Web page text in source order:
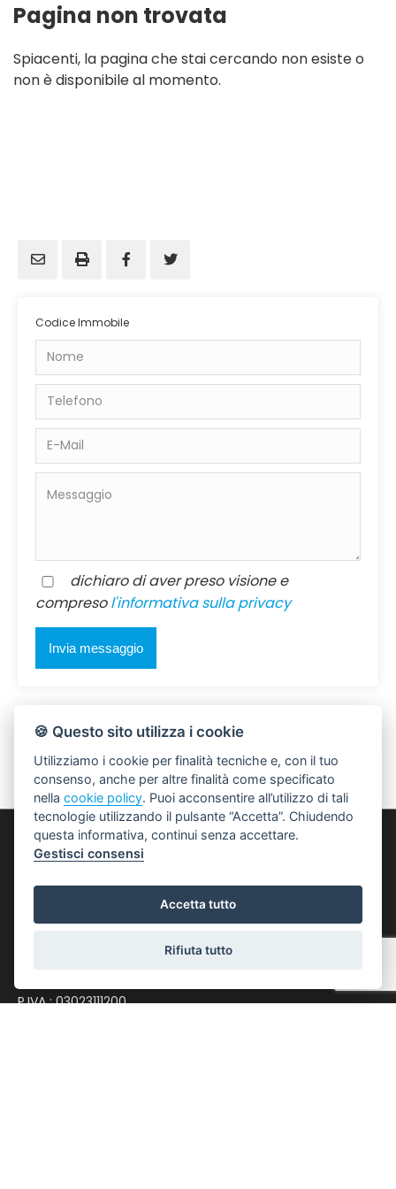
Pagina non trovata
Spiacenti, la pagina che stai cercando non esiste o
non è disponibile al momento.
Codice Immobile
dichiaro di aver preso visione e
compresol'informativa sulla privacy
Punto 1 S.r.l.
Via Giacomo Matteotti, 122 - 40018 San Pietro in
P.IVA : 03023111200
🍪 Questo sito utilizza i cookie
Utilizziamo i cookie per finalità tecniche e, con il tuo
consenso, anche per altre finalità come specificato
nellacookie policy. Puoi acconsentire all’utilizzo di tali
tecnologie utilizzando il pulsante “Accetta”. Chiudendo
questa informativa, continui senza accettare.
Gestisci consensi
Accetta tutto
Rifiuta tutto